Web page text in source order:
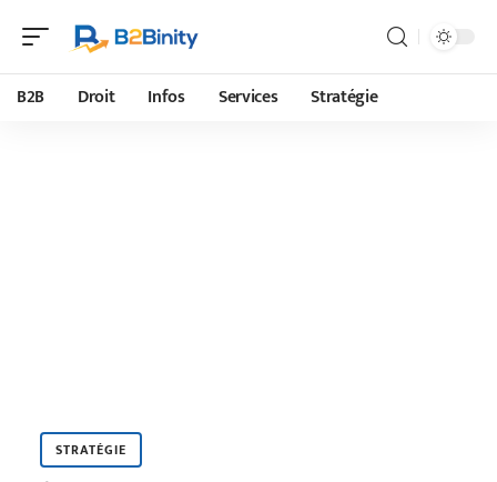
B2B Droit Infos Services Stratégie
STRATÉGIE